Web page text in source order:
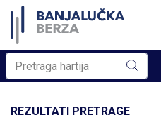
REZULTATI PRETRAGE